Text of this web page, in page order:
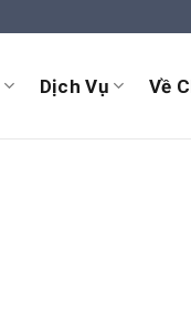
Dịch Vụ Về